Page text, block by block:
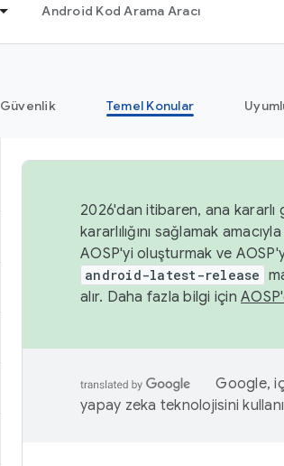
Android Kod Arama Aracı
Güvenlik Temel Konular
2026'dan itibaren, ana
kararlılığını sağlamak
AOSP'yi oluşturmak ve
android-latest-release
alır. Daha fazla bilgi için
Google,
yapay zeka teknolojisini